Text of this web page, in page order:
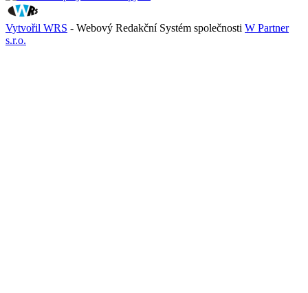
Vytvořil WRS - Webový Redakční Systém společnosti W Partner
s.r.o.